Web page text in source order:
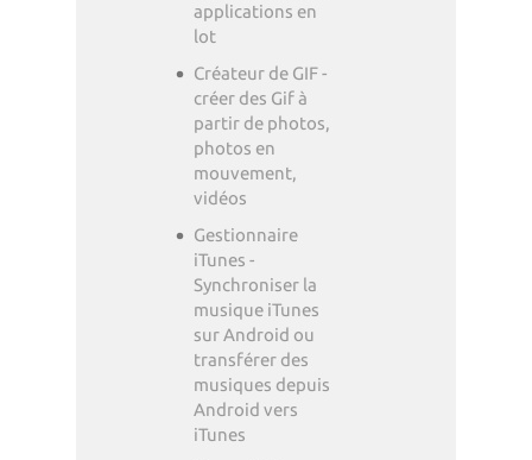
applications en
lot
Créateur de GIF -
créer des Gif à
partir de photos,
photos en
mouvement,
vidéos
Gestionnaire
iTunes -
Synchroniser la
musique iTunes
sur Android ou
transférer des
musiques depuis
Android vers
iTunes